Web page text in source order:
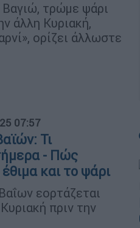
τρώμε ψάρι
άλλη Κυριακή,
ορίζει άλλωστε
07:57
Τι
- Πώς
και το ψάρι
εορτάζεται
πριν την